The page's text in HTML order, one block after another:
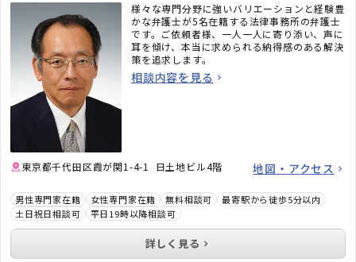
様々な専門分野に強いバリエーションと経験豊
かな弁護士が5名在籍する法律事務所の弁護士
です。ご依頼者様、一人一人に寄り添い、声に
耳を傾け、本当に求められる納得感のある解決
策を追求します。
相談内容を見る
東京都千代田区霞が関1-4-1 日土地ビル4階 地図・アクセス
男性専門家在籍 女性専門家在籍 無料相談可
最寄駅から徒歩5分以内
土日祝日相談可
平日19時以降相談可
詳しく見る